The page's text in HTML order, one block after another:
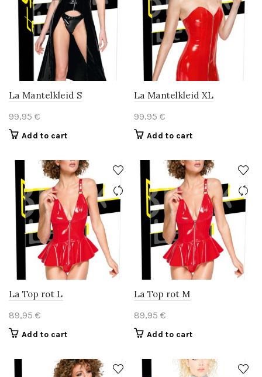
La Mantelkleid S
99,95 €
Add to cart
La Mantelkleid XL
99,95 €
Add to cart
La Top rot L
89,95 €
Add to cart
La Top rot M
89,95 €
Add to cart